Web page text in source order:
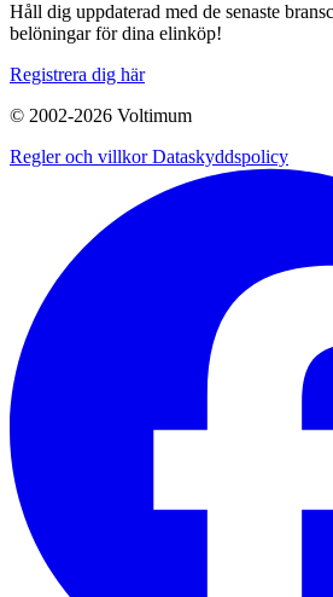
Håll dig uppdaterad med de senaste
belöningar för dina elinköp!
Registrera dig här
© 2002-2026 Voltimum
Regler och villkorDataskyddspolicy